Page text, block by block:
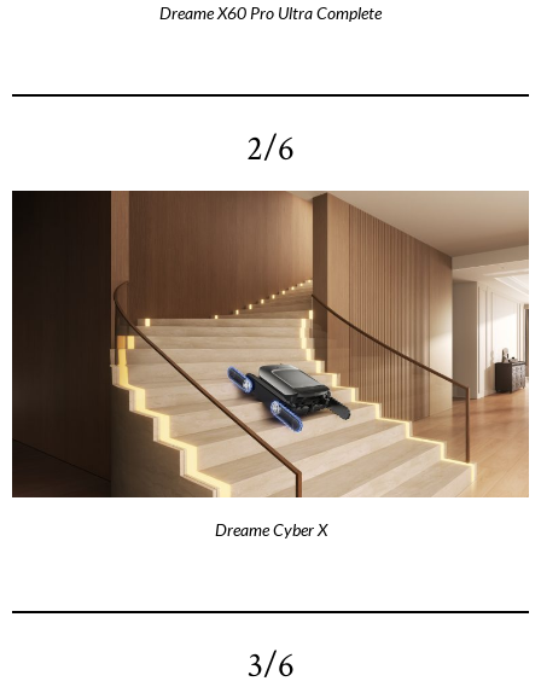
Dreame X60 Pro Ultra Complete
2/6
Dreame Cyber X
3/6